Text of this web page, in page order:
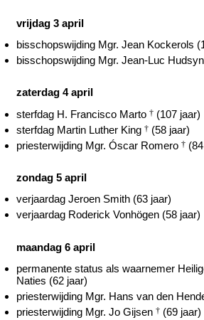
vrijdag 3 april
bisschopswijding Mgr. Jean Kockerols
bisschopswijding Mgr. Jean-Luc
zaterdag 4 april
sterfdag H. Francisco Marto † (107 jaar)
sterfdag Martin Luther King † (58 jaar)
priesterwijding Mgr. Óscar Romero †
zondag 5 april
verjaardag Jeroen Smith (63 jaar)
verjaardag Roderick Vonhögen (58 jaar)
maandag 6 april
permanente status als waarnemer
Naties (62 jaar)
priesterwijding Mgr. Hans van den
priesterwijding Mgr. Jo Gijsen † (69 jaar)